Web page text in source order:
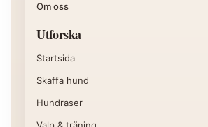
Om oss
Utforska
Startsida
Skaffa hund
Hundraser